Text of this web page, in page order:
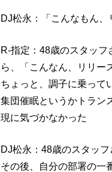
DJ松永：「こんなもん、
R-指定：48歳のスタッ
ら、「こんなん、リリー
ちょっと、調子に乗っ
集団催眠というかトラン
現に気づかなかった
DJ松永：48歳のスタッ
その後、自分の部署の一